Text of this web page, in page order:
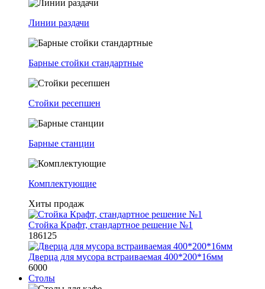
Линии раздачи
Барные стойки стандартные
Стойки ресепшен
Барные станции
Комплектующие
Хиты продаж
Стойка Крафт, стандартное решение №1
186125
Дверца для мусора встраиваемая 400*200*16мм
6000
Столы